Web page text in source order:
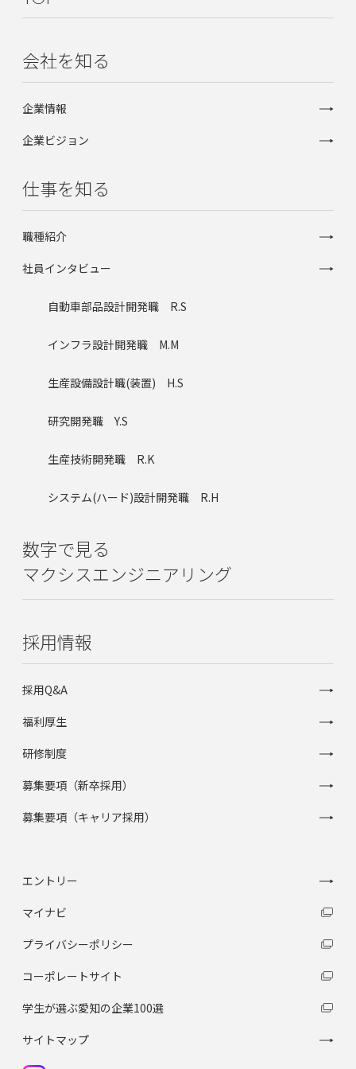
会社を知る
企業情報
企業ビジョン
仕事を知る
職種紹介
社員インタビュー
自動車部品設計開発職 R.S
インフラ設計開発職 M.M
生産設備設計職(装置) H.S
研究開発職 Y.S
生産技術開発職 R.K
システム(ハード)設計開発職 R.H
数字で見る
マクシスエンジニアリング
採用情報
採用Q&A
福利厚生
研修制度
募集要項（新卒採用）
募集要項（キャリア採用）
エントリー
マイナビ
プライバシーポリシー
コーポレートサイト
学生が選ぶ愛知の企業100選
サイトマップ